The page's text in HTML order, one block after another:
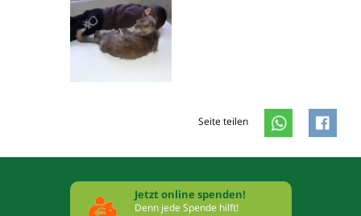
Seite teilen
Jetzt online spenden!
Denn jede Spende hilft!